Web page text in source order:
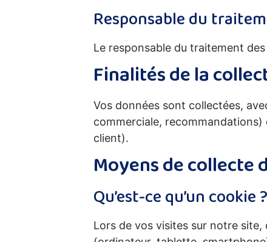
Responsable du
Le responsable du traitement
Finalités de la
Vos données sont collectées,
commerciale,
client).
Moyens de collecte
Qu’est-ce qu’un cookie ?
Lors de vos visites sur notre